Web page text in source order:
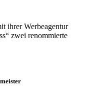
ihrer Werbeagentur
zwei renommierte